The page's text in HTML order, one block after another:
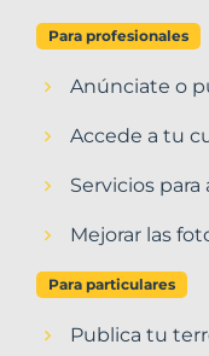
Para profesionales
Anúnciate o
Accede a tu
Servicios
Mejorar las
Para particulares
Publica tu